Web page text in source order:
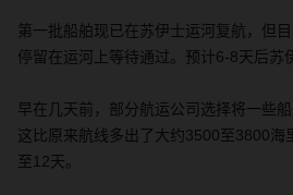
第一批船舶现已在苏伊士运河复航，但
停留在运河上等待通过。预计6-8天后苏
早在几天前，部分航运公司选择将一些
这比原来航线多出了大约3500至3800海
至12天。